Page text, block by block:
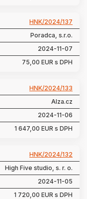
HNK/2024/137
Poradca, s.r.o.
2024-11-07
75,00 EUR s DPH
HNK/2024/133
Alza.cz
2024-11-06
1 647,00 EUR s DPH
HNK/2024/132
High Five studio, s. r. o.
2024-11-05
1 720,00 EUR s DPH